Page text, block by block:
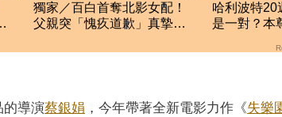
獨家／百白首奪北影女配！
父親突「愧疚道歉」真摯對
哈利波特20
是一對？本
的導演蔡銀娟 ，今年帶著全新電影力作《失樂